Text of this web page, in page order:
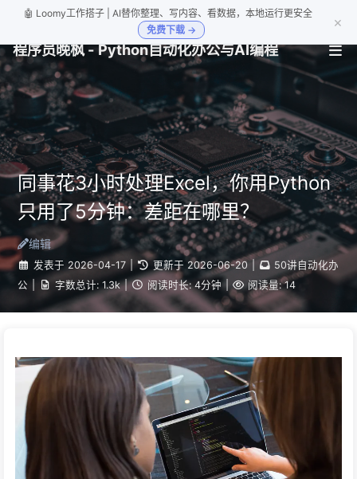
🤖 Loomy工作搭子 | AI替你整理、写内容、看数据，本地运行更安全
免费下载 →
×
程序员晚枫 - Python自动化办公与AI编程
同事花3小时处理Excel，你用Python
只用了5分钟：差距在哪里？
编辑
发表于 2026-04-17 | 更新于 2026-06-20
50讲自动化办
公
字数总计: 1.3k | 阅读时长: 4分钟 阅读量: 14